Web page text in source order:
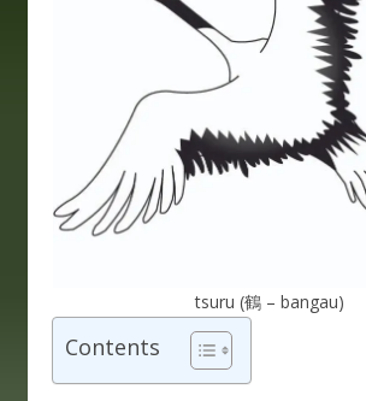
tsuru (鶴 – bangau)
Contents